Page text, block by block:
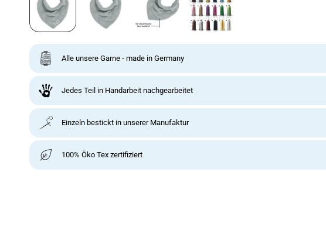
Alle unsere Garne - made in Germany
Jedes Teil in Handarbeit nachgearbeitet
Einzeln bestickt in unserer Manufaktur
100% Öko Tex zertifiziert